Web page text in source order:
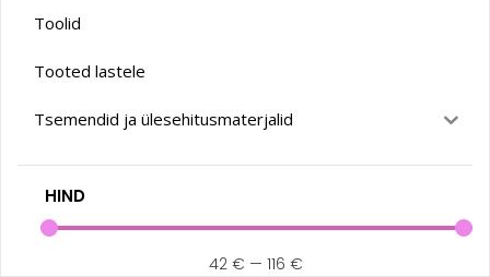
Toolid
Tooted lastele
Tsemendid ja ülesehitusmaterjalid
HIND
42 € —116 €